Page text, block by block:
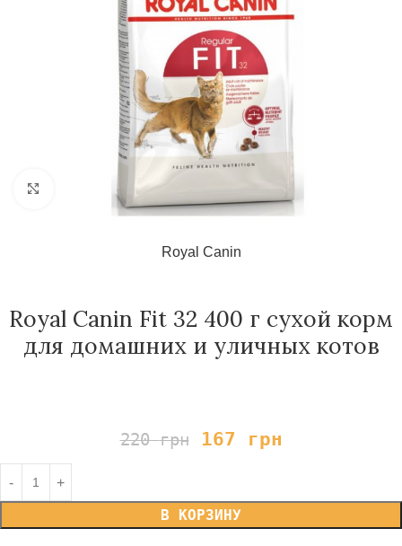
Нажмите, чтобы увеличить
Royal Canin
Royal Canin Fit 32 400 г сухой корм
для домашних и уличных котов
220грн 167 грн
В КОРЗИНУ